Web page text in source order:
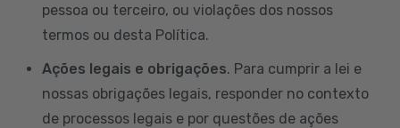
pessoa ou terceiro, ou violações dos nossos
termos ou desta Política.
Ações legais e obrigações. Para cumprir a lei e
nossas obrigações legais, responder no contexto
de processos legais e por questões de ações